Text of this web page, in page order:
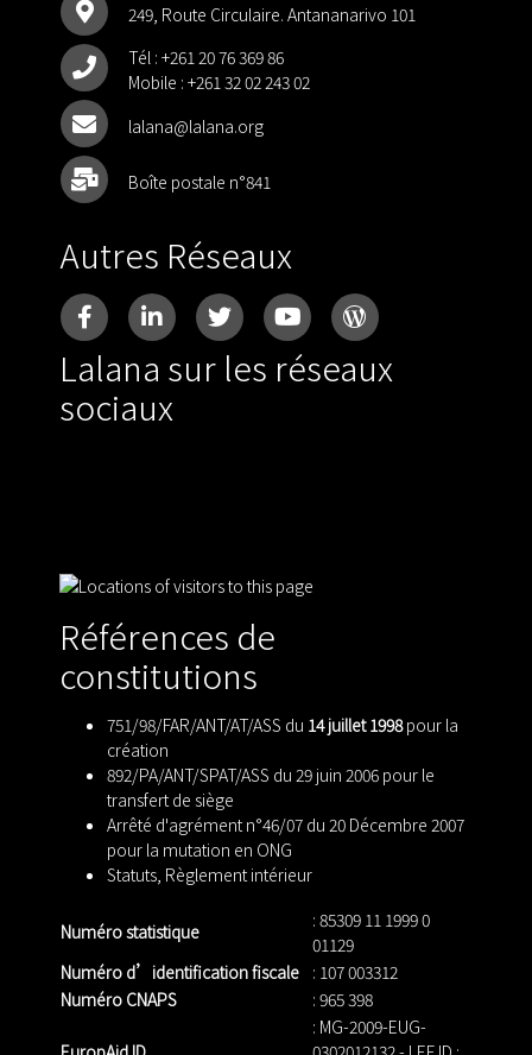
249, Route Circulaire. Antananarivo 101
Tél : +261 20 76 369 86
Mobile : +261 32 02 243 02
lalana@lalana.org
Boîte postale n°841
Autres Réseaux
Lalana sur les réseaux
sociaux
Références de
constitutions
751/98/FAR/ANT/AT/ASS du 14 juillet 1998pour la
création
892/PA/ANT/SPAT/ASS du 29 juin 2006 pour le
transfert de siège
Arrêté d'agrément n°46/07 du 20 Décembre 2007
pour la mutation en ONG
Statuts, Règlement intérieur
Numéro statistique
: 85309 11 1999 0
01129
Numéro d’identification fiscale : 107 003312
Numéro CNAPS
: 965 398
: MG-2009-EUG-